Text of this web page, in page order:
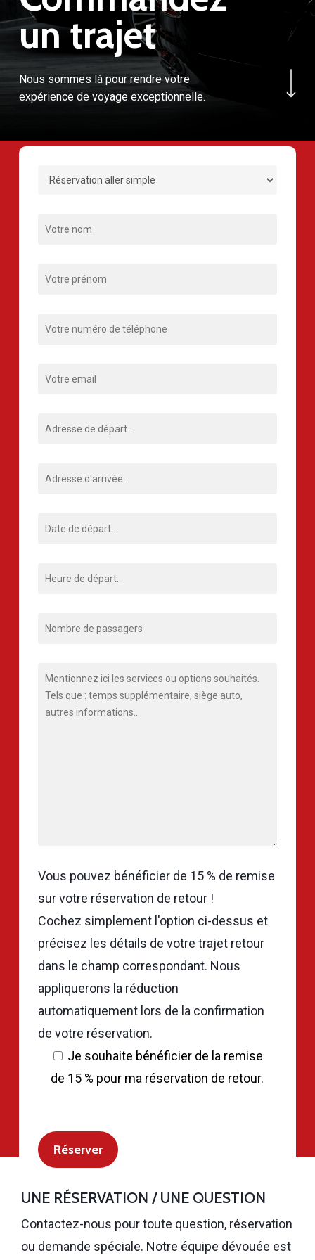
un trajet
Nous sommes là pour rendre votre
expérience de voyage exceptionnelle.
Vous pouvez bénéficier de 15 % de remise
sur votre réservation de retour !
Cochez simplement l'option ci-dessus et
précisez les détails de votre trajet retour
dans le champ correspondant. Nous
appliquerons la réduction
automatiquement lors de la confirmation
de votre réservation.
Je souhaite bénéficier de la remise
de 15 % pour ma réservation de retour.
UNE RÉSERVATION / UNE QUESTION
Contactez-nous pour toute question, réservation
ou demande spéciale. Notre équipe dévouée est